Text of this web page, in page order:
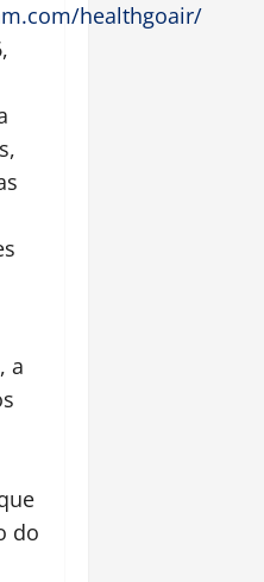
healthgoair/
a
do